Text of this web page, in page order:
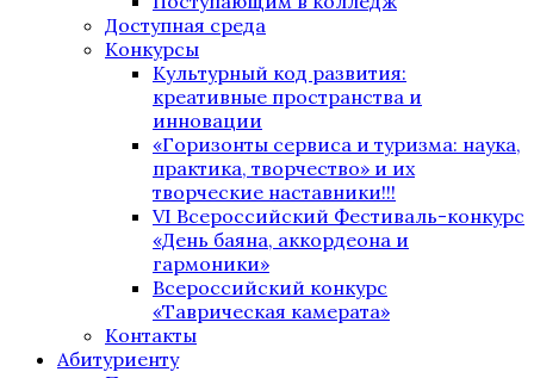
Доступная среда
Конкурсы
Культурный код развития:
креативные пространства и
инновации
«Горизонты сервиса и туризма: наука,
практика, творчество» и их
творческие наставники!!!
VI Всероссийский Фестиваль-конкурс
«День баяна, аккордеона и
гармоники»
Всероссийский конкурс
«Таврическая камерата»
Контакты
Абитуриенту